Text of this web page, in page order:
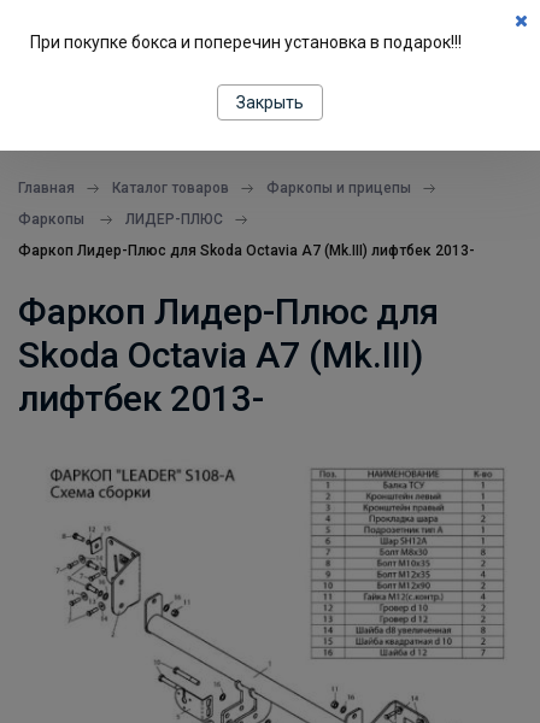
Главная Каталог товаров
Фаркопы и прицепы
Фаркопы
ЛИДЕР-ПЛЮС
Фаркоп Лидер-Плюс для Skoda Octavia A7 (Mk.III) лифтбек 2013-
Фаркоп Лидер-Плюс для
Skoda Octavia A7 (Mk.III)
лифтбек 2013-
При покупке бокса и поперечин установка в подарок!!!
Закрыть